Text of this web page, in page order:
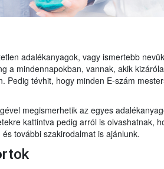
adalékanyagok, vagy ismertebb
a mindennapokban, vannak, akik
Pedig tévhit, hogy minden E-szám
megismerhetik az egyes
kattintva pedig arról is olvashatnak,
további szakirodalmat is ajánlunk.